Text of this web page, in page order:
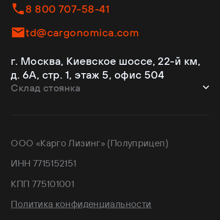
Контейнеровозы
Самосвалы
Ломовозы
С кониками
Рефрижераторы
Helfimmer
JAC
Kassbohrer
Krone
Mercedes-Benz
Schmitz Cargobull
Shacman
Wielton
Валдай
НЕФАЗ
РИАТ
8 800 707-58-41
td@cargonomica.com
г. Москва, Киевское шоссе, 22-й км,
д. 6А, стр. 1, этаж 5, офис 504
Склад стоянка
171 GPS: 55.443540, 37.293077
ООО «Карго Лизинг» (Полуприцеп)
ИНН 7715152151
КПП 775101001
Политика конфиденциальности